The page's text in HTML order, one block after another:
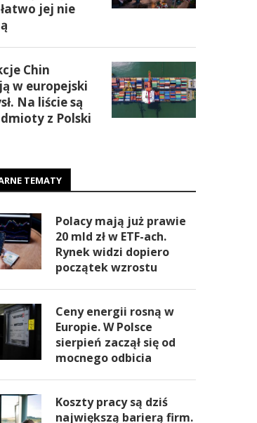
jej nie
Chin
w europejski
Na liście są
z Polski
TEMATY
Polacy mają już prawie
20 mld zł w ETF-ach.
Rynek widzi dopiero
początek wzrostu
Ceny energii rosną w
Europie. W Polsce
sierpień zaczął się od
mocnego odbicia
Koszty pracy są dziś
największą barierą firm.